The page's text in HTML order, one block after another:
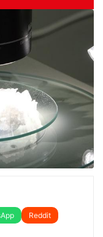
Reddit